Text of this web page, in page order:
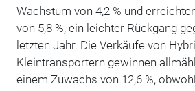
Wachstum von 4,2 % und
von 5,8 %, ein leichter Rückgang
letzten Jahr. Die Verkäufe von
Kleintransportern gewinnen
einem Zuwachs von 12,6 %,